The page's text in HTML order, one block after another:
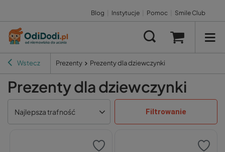
Blog Instytucje Pomoc Smile Club
Wstecz Prezenty Prezenty dla dziewczynki
Prezenty dla dziewczynki
Najlepsza trafność Filtrowanie